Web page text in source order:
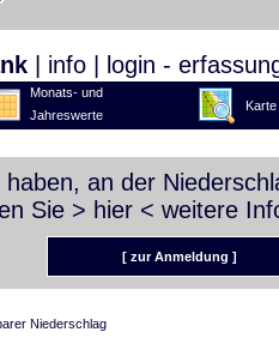
info login -
Monats- und
Jahreswerte
Karte
an der
Sie > hier < weitere
[ zur Anmeldung ]
Niederschlag